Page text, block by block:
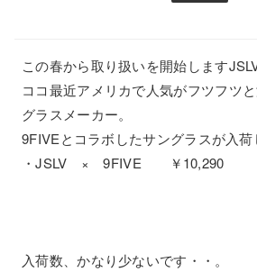
この春から取り扱いを開始します
ココ最近アメリカで人気がフツフツ
グラスメーカー。
9FIVEとコラボしたサングラスが入荷
・JSLV × 9FIVE ￥10,290
入荷数、かなり少ないです・・。